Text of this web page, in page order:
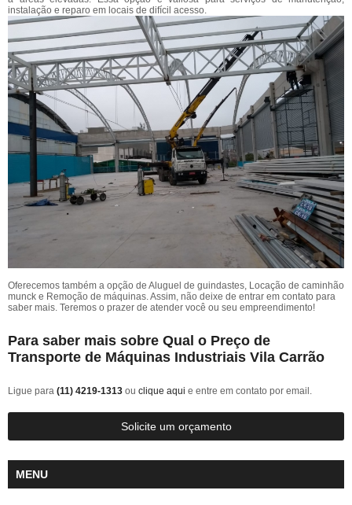
instalação e reparo em locais de difícil acesso.
Oferecemos também a opção de Aluguel de guindastes, Locação de caminhão
munck e Remoção de máquinas. Assim, não deixe de entrar em contato para
saber mais. Teremos o prazer de atender você ou seu empreendimento!
Para saber mais sobre Qual o Preço de
Transporte de Máquinas Industriais Vila Carrão
Ligue para (11) 4219-1313 ou clique aqui e entre em contato por email.
Solicite um orçamento
MENU